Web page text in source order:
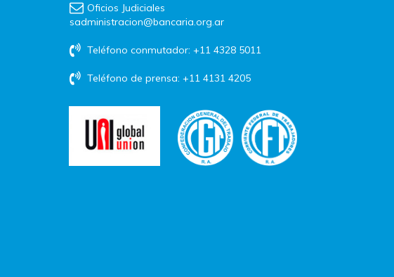
Oficios Judiciales
sadministracion@bancaria.org.ar
Teléfono conmutador: +11 4328 5011
Teléfono de prensa: +11 4131 4205